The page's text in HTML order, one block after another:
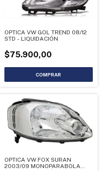
OPTICA VW GOL TREND 08/12
STD - LIQUIDACIÓN
$75.900,00
OPTICA VW FOX SURAN
2003/09 MONOPARABOLA